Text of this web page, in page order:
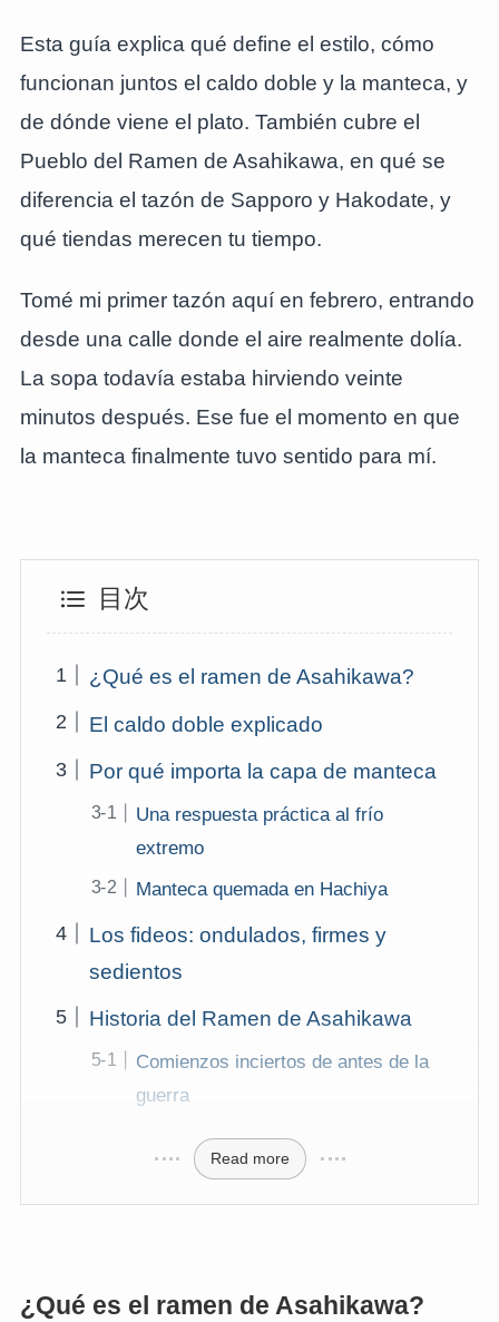
Esta guía explica qué define el estilo, cómo
funcionan juntos el caldo doble y la manteca, y
de dónde viene el plato. También cubre el
Pueblo del Ramen de Asahikawa, en qué se
diferencia el tazón de Sapporo y Hakodate, y
qué tiendas merecen tu tiempo.
Tomé mi primer tazón aquí en febrero, entrando
desde una calle donde el aire realmente dolía.
La sopa todavía estaba hirviendo veinte
minutos después. Ese fue el momento en que
la manteca finalmente tuvo sentido para mí.
目次
¿Qué es el ramen de Asahikawa?
El caldo doble explicado
Por qué importa la capa de manteca
Una respuesta práctica al frío
extremo
Manteca quemada en Hachiya
Los fideos: ondulados, firmes y
sedientos
Historia del Ramen de Asahikawa
Comienzos inciertos de antes de la
guerra
Read more
¿Qué es el ramen de Asahikawa?